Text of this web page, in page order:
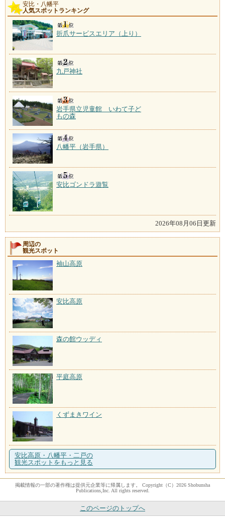
安比・八幡平
人気スポットランキング
折爪サービスエリア（上り）
九戸神社
岩手県立児童館 いわて子ど
もの森
八幡平（岩手県）
安比ゴンドラ遊覧
2026年08月06日更新
周辺の
観光スポット
袖山高原
安比高原
森の館ウッディ
平庭高原
くずまきワイン
安比高原・八幡平・二戸の
観光スポットをもっと見る
掲載情報の一部の著作権は提供元企業等に帰属します。 Copyright（C）2026 Shobunsha
Publications,Inc. All rights reserved.
このページのトップへ